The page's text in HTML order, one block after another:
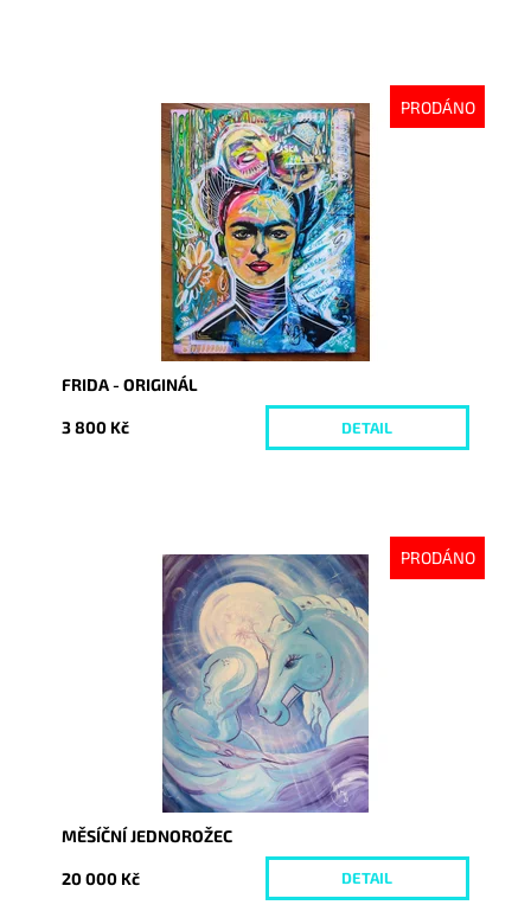
PRODÁNO
Vyprodáno
8681
FRIDA - ORIGINÁL
3 800 Kč DETAIL
PRODÁNO
Vyprodáno
1013
MĚSÍČNÍ JEDNOROŽEC
20 000 Kč DETAIL